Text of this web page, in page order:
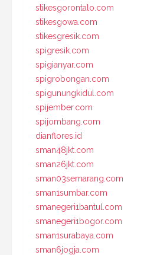
stikesgorontalo.com
stikesgowa.com
stikesgresik.com
spigresik.com
spigianyar.com
spigrobongan.com
spigunungkidul.com
spijember.com
spijombang.com
dianflores.id
sman48jkt.com
sman26jkt.com
sman03semarang.com
sman1sumbar.com
smanegeri1bantul.com
smanegeri1bogor.com
sman1surabaya.com
sman6jogja.com